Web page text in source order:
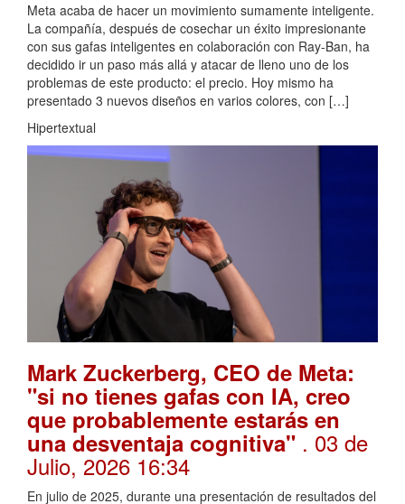
Meta acaba de hacer un movimiento sumamente inteligente.
La compañía, después de cosechar un éxito impresionante
con sus gafas inteligentes en colaboración con Ray-Ban, ha
decidido ir un paso más allá y atacar de lleno uno de los
problemas de este producto: el precio. Hoy mismo ha
presentado 3 nuevos diseños en varios colores, con […]
Hipertextual
Mark Zuckerberg, CEO de Meta:
"si no tienes gafas con IA, creo
que probablemente estarás en
una desventaja cognitiva" . 03 de
Julio, 2026 16:34
En julio de 2025, durante una presentación de resultados del